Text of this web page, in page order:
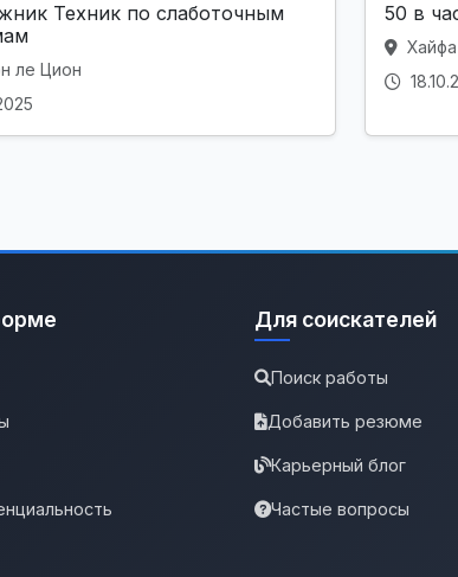
Техник по слаботочным
ле Цион
50 в
Хайфа
Для соискателей
Поиск работы
Добавить резюме
Карьерный блог
Частые вопросы